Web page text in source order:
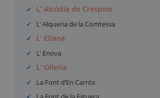
L’ Alcúdia de Crespíns
L’ Alqueria de la Comtessa
L’ Eliana
L’ Enova
L’ Olleria
La Font d’En Carròs